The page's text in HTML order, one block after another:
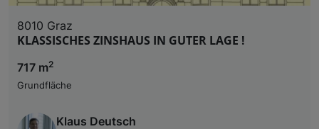
8010 Graz
KLASSISCHES ZINSHAUS IN GUTER LAGE !
717 m2
Grundfläche
Klaus Deutsch